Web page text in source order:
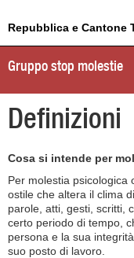
Repubblica e Cantone
Gruppo stop molestie
Definizioni
Cosa si intende per
Per molestia psicologica
ostile che altera il clima
parole, atti, gesti, scritti,
certo periodo di tempo,
persona e la sua
suo posto di lavoro.